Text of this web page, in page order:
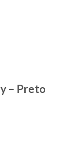
– Preto
- Preto